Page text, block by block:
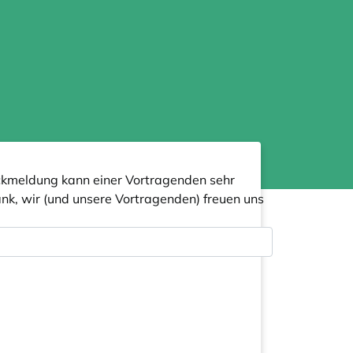
kann einer Vortragenden sehr
wir (und unsere Vortragenden) freuen uns